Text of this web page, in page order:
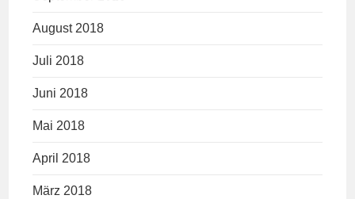
August 2018
Juli 2018
Juni 2018
Mai 2018
April 2018
März 2018